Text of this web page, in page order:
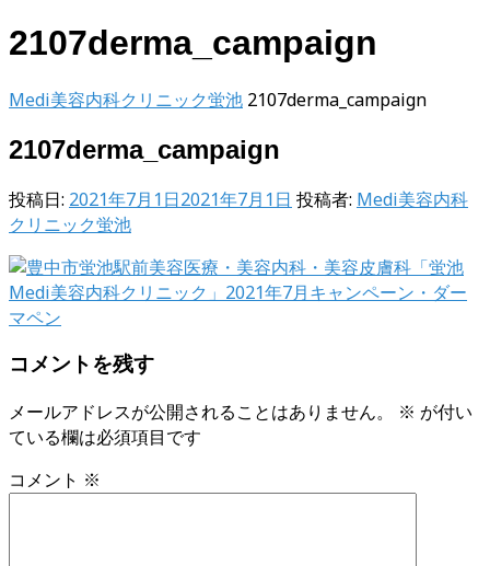
2107derma_campaign
Medi美容内科クリニック蛍池 2107derma_campaign
2107derma_campaign
投稿日: 2021年7月1日2021年7月1日 投稿者: Medi美容内科
クリニック蛍池
コメントを残す
メールアドレスが公開されることはありません。 ※ が付い
ている欄は必須項目です
コメント ※